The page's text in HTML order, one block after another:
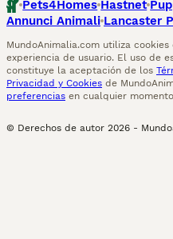
Pets4Homes Hastnet
Annunci Animali Lancaster
MundoAnimalia.com utiliza
experiencia de usuario. El uso de
constituye la aceptación de los
Privacidad y Cookies de
preferencias en cualquier
© Derechos de autor 2026 -